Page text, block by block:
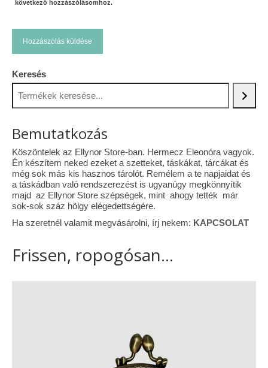
következő hozzászólásomhoz.
Keresés
Bemutatkozás
Köszöntelek az Ellynor Store-ban. Hermecz Eleonóra vagyok.
Én készítem neked ezeket a szetteket, táskákat, tárcákat és
még sok más kis hasznos tárolót. Remélem a te napjaidat és
a táskádban való rendszerezést is ugyanúgy megkönnyítik
majd az Ellynor Store szépségek, mint ahogy tették már
sok-sok száz hölgy elégedettségére.
Ha szeretnél valamit megvásárolni, írj nekem: KAPCSOLAT
Frissen, ropogósan...